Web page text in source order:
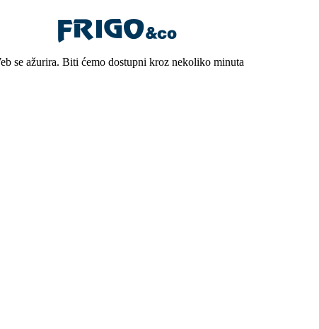
se ažurira. Biti ćemo dostupni kroz nekoliko minuta